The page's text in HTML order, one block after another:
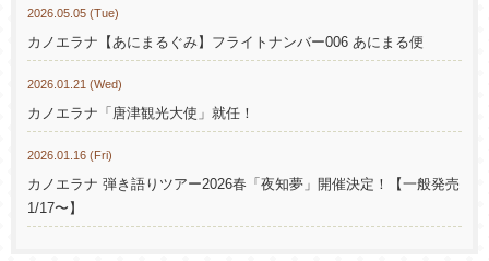
2026.05.05 (Tue)
カノエラナ【あにまるぐみ】フライトナンバー006 あにまる便
2026.01.21 (Wed)
カノエラナ「唐津観光大使」就任！
2026.01.16 (Fri)
カノエラナ 弾き語りツアー2026春「夜知夢」開催決定！【一般発売
1/17〜】